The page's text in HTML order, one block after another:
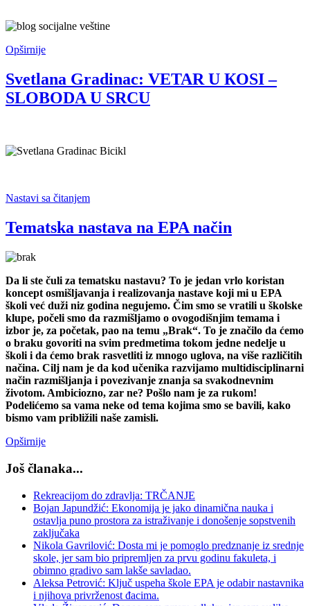
Opširnije
Svetlana Gradinac: VETAR U КOSI –
SLOBODA U SRCU
Nastavi sa čitanjem
Tematska nastava na EPA način
Da li ste čuli za tematsku nastavu? To je jedan vrlo koristan
koncept osmišljavanja i realizovanja nastave koji mi u EPA
školi već duži niz godina negujemo. Čim smo se vratili u školske
klupe, počeli smo da razmišljamo o ovogodišnjim temama i
izbor je, za početak, pao na temu „Brak“. To je značilo da ćemo
o braku govoriti na svim predmetima tokom jedne nedelje u
školi i da ćemo brak rasvetliti iz mnogo uglova, na više različitih
načina. Cilj nam je da kod učenika razvijamo multidisciplinarni
način razmišljanja i povezivanje znanja sa svakodnevnim
životom. Ambiciozno, zar ne? Pošlo nam je za rukom!
Podelićemo sa vama neke od tema kojima smo se bavili, kako
bismo vam približili naše zamisli.
Opširnije
Još članaka...
Rekreacijom do zdravlja: TRČANJE
Bojan Japundžić: Ekonomija je jako dinamična nauka i
ostavlja puno prostora za istraživanje i donošenje sopstvenih
zaključaka
Nikola Gavrilović: Dosta mi je pomoglo predznanje iz srednje
skole, jer sam bio pripremljen za prvu godinu fakuleta, i
obimno gradivo sam lakše savladao.
Aleksa Petrović: Ključ uspeha škole EPA je odabir nastavnika
i njihova privrženost đacima.